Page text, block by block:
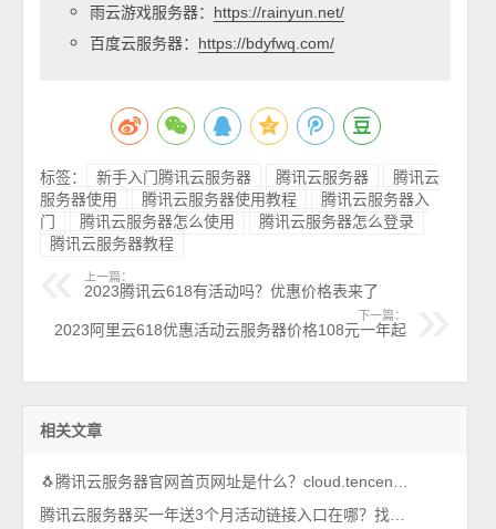
雨云游戏服务器： https://rainyun.net/
百度云服务器： https://bdyfwq.com/
标签： 新手入门腾讯云服务器 腾讯云服务器
腾讯云
服务器使用
腾讯云服务器使用教程
腾讯云服务器入
门
腾讯云服务器怎么使用
腾讯云服务器怎么登录
腾讯云服务器教程
上一篇：
2023腾讯云618有活动吗？优惠价格表来了
下一篇：
2023阿里云618优惠活动云服务器价格108元一年起
相关文章